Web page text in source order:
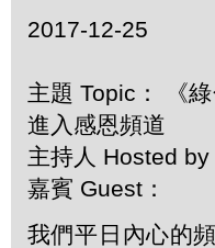
2017-12-25
主題 Topic： 《
進入感恩頻道
主持人 Hosted
嘉賓 Guest：
我們平日內心的